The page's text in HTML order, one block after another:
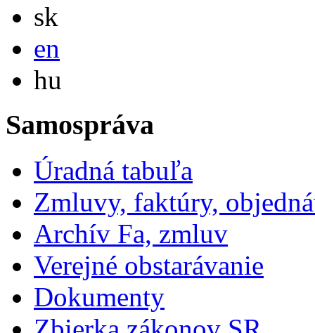
sk
en
hu
Samospráva
Úradná tabuľa
Zmluvy, faktúry,
Archív Fa, zmluv
Verejné obstarávanie
Dokumenty